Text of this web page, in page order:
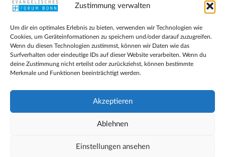
Zustimmung verwalten
Um dir ein optimales Erlebnis zu bieten, verwenden wir Technologien wie
Cookies, um Geräteinformationen zu speichern und/oder darauf zuzugreifen.
Wenn du diesen Technologien zustimmst, können wir Daten wie das
Surfverhalten oder eindeutige IDs auf dieser Website verarbeiten. Wenn du
deine Zustimmung nicht erteilst oder zurückziehst, können bestimmte
Merkmale und Funktionen beeinträchtigt werden.
Akzeptieren
Ablehnen
Einstellungen ansehen
Das Evangelische Forum Bonn will in seinen zentralen
persönlichen, beruflichen, kirchlichen und öffentlichen Lebens
eingehen, zu offener Begegnung und ehrlicher Auseinandersetzung
anregen und mithelfen, aus der Verheißung des Evangeliums heraus
im individuellen und gesellschaftlichen Leben verantwortlich zu
denken, zu reden und zu handeln.
Impressum
Teilnahmebedingungen
Cookie-Richtlinie (EU)